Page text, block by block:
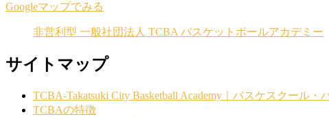
Googleマップでみる
非営利型 一般社団法人 TCBA バスケットボールアカデミー
サイトマップ
TCBA-Takatsuki City Basketball Academy｜バスケスクール
TCBAの特徴